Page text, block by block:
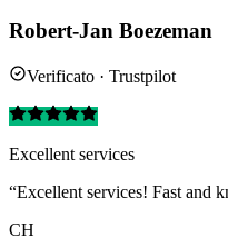
Robert-Jan Boezeman
Verificato · Trustpilot
Excellent services
“Excellent services! Fast and
CH